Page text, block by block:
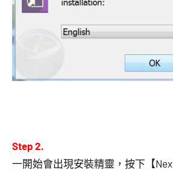
Step 2.
一開始會出現安裝精靈，按下【